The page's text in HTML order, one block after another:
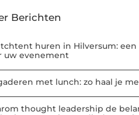
Berichten
huren in Hilversum:
uw evenement
met lunch: zo haal je
thought leadership de